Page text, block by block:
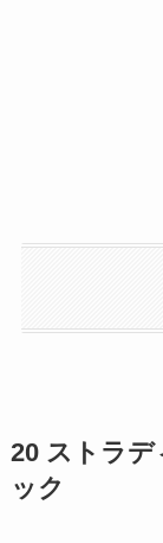
20 ストラデ
ック